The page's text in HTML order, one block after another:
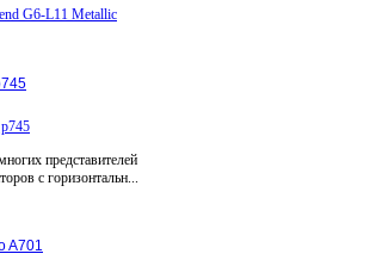
представителей
с горизонтальн...
A701